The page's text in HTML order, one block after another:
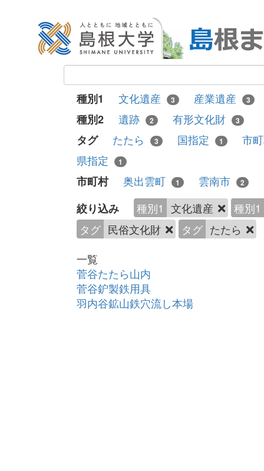
種別1 文化遺産 3 産業遺産 3
種別2 遺跡 2 有形文化財 3
タグ たたら 3 国指定 1
市
県指定
1
市町村 奥出雲町 1 雲南市 2
絞り込み 種別1 文化遺産
種別1
タグ 民俗文化財 タグ たたら
一覧
菅谷たたら山内
菅谷鈩製鉄用具
羽内谷鉱山鉄穴流し本場